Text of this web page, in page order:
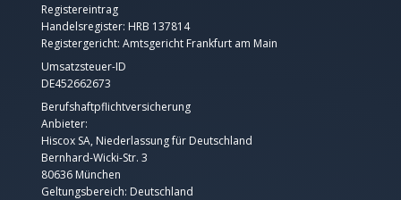
Registereintrag
Handelsregister: HRB 137814
Registergericht: Amtsgericht Frankfurt am Main
Umsatzsteuer-ID
DE452662673
Berufshaftpflichtversicherung
Anbieter:
Hiscox SA, Niederlassung für Deutschland
Bernhard-Wicki-Str. 3
80636 München
Geltungsbereich: Deutschland